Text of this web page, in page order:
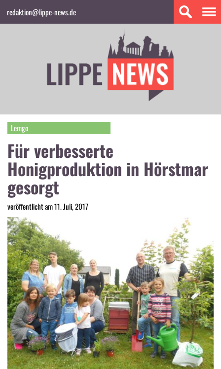
redaktion@lippe-news.de
Lemgo
Für verbesserte
Honigproduktion in Hörstmar
gesorgt
veröffentlicht am 11. Juli, 2017